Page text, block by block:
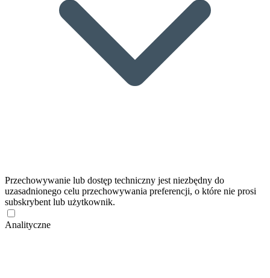
Przechowywanie lub dostęp techniczny jest niezbędny do
uzasadnionego celu przechowywania preferencji, o które nie prosi
subskrybent lub użytkownik.
Analityczne